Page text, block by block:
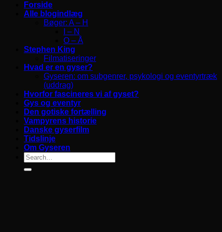
Forside
Alle blogindlæg
Bøger: A – H
I – N
O – Å
Stephen King
Filmatiseringer
Hvad er en gyser?
Gyseren: om subgenrer, psykologi og eventyrtræk
(uddrag)
Hvorfor fascineres vi af gyset?
Gys og eventyr
Den gotiske fortælling
Vampyrens historie
Danske gyserfilm
Tidslinje
Om Gyseren